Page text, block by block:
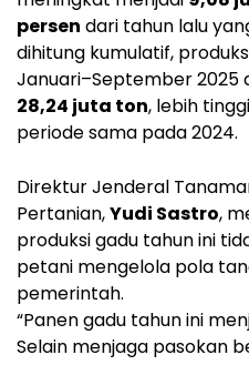
persen dari tahun lalu
dihitung kumulatif,
Januari–September
28,24 juta ton, lebih tinggi
periode sama pada 2024.
Direktur Jenderal
Pertanian,Yudi Sastro,
produksi gadu tahun ini
petani mengelola pola
pemerintah.
“Panen gadu tahun ini
Selain menjaga pasokan